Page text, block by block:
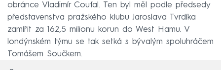
obránce Vladimír Coufal. Ten byl měl podle předsedy
představenstva pražského klubu Jaroslava Tvrdíka
zamířit za 162,5 milionu korun do West Hamu. V
londýnském týmu se tak setká s bývalým spoluhráčem
Tomášem Součkem.